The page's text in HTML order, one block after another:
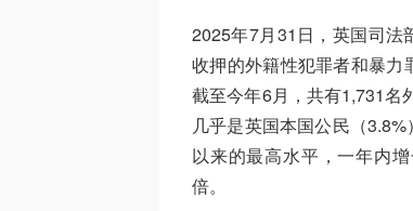
2025年7月31日，英国司法
收押的外籍性犯罪者和暴力
截至今年6月，共有1,731名
几乎是英国本国公民（
以来的最高水平，一年内
倍。